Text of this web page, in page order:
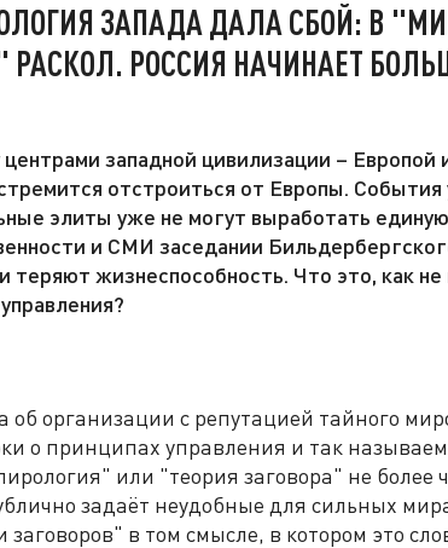
ЗАПАДА ДАЛА СБОЙ: В
РАСКОЛ. РОССИЯ НАЧИНАЕТ
западной цивилизации – Европой
отстроиться от Европы.
элиты уже не могут выработать
и СМИ заседании
жизнеспособность. Что это, как не
об организации с репутацией тайного
о принципах управления и так
или "теория заговора" не более
задаёт неудобные для сильных
заговоров" в том смысле, в котором это